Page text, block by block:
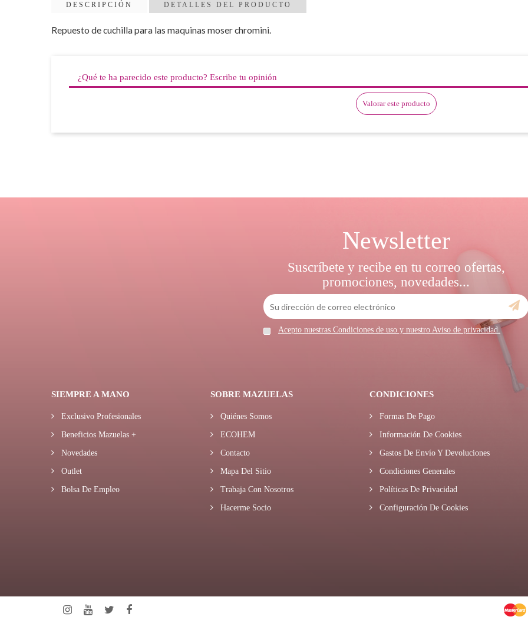
DESCRIPCIÓN DETALLES DEL PRODUCTO
Repuesto de cuchilla para las maquinas moser chromini.
¿Qué te ha parecido este producto? Escribe tu opinión
Valorar este producto
Newsletter
Suscríbete y recibe en tu correo ofertas,
promociones, novedades...
Acepto nuestras Condiciones de uso y nuestro Aviso de privacidad.
SIEMPRE A MANO
Exclusivo Profesionales
Beneficios Mazuelas +
Novedades
Outlet
Bolsa De Empleo
SOBRE MAZUELAS
Quiénes Somos
ECOHEM
Contacto
Mapa Del Sitio
Trabaja Con Nosotros
Hacerme Socio
CONDICIONES
Formas De Pago
Información De Cookies
Gastos De Envío Y Devoluciones
Condiciones Generales
Políticas De Privacidad
Configuración De Cookies